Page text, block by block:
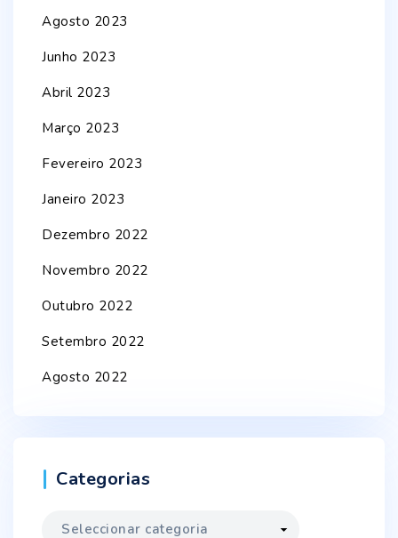
Agosto 2023
Junho 2023
Abril 2023
Março 2023
Fevereiro 2023
Janeiro 2023
Dezembro 2022
Novembro 2022
Outubro 2022
Setembro 2022
Agosto 2022
Categorias
Categorias